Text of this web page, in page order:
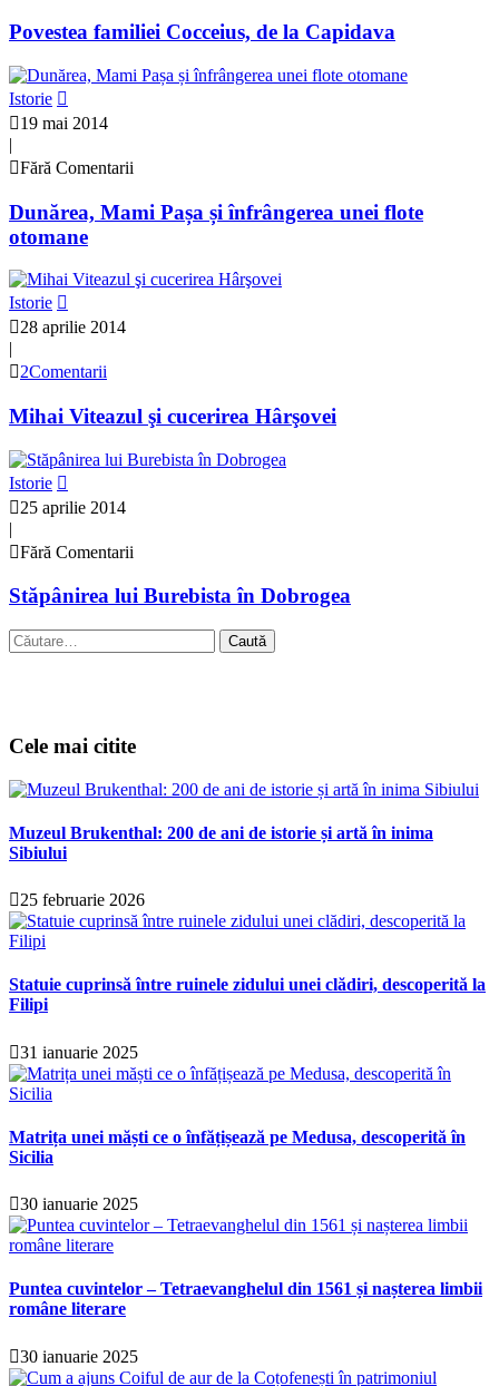
Povestea familiei Cocceius, de la Capidava
Istorie
19 mai 2014
|
Fără Comentarii
Dunărea, Mami Pașa și înfrângerea unei flote
otomane
Istorie
28 aprilie 2014
|
2Comentarii
Mihai Viteazul şi cucerirea Hârşovei
Istorie
25 aprilie 2014
|
Fără Comentarii
Stăpânirea lui Burebista în Dobrogea
Caută
după:
Cele mai citite
Muzeul Brukenthal: 200 de ani de istorie și artă în inima
Sibiului
25 februarie 2026
Statuie cuprinsă între ruinele zidului unei clădiri, descoperită la
Filipi
31 ianuarie 2025
Matrița unei măști ce o înfățișează pe Medusa, descoperită în
Sicilia
30 ianuarie 2025
Puntea cuvintelor – Tetraevanghelul din 1561 și nașterea limbii
române literare
30 ianuarie 2025